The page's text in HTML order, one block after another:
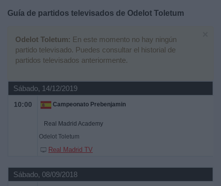
Guía de partidos televisados de Odelot Toletum
Odelot Toletum: En este momento no hay ningún
partido televisado. Puedes consultar el historial de
partidos televisados anteriormente.
Sábado, 14/12/2019
10:00 Campeonato Prebenjamin
Real Madrid Academy
Odelot Toletum
Real Madrid TV
Sábado, 08/09/2018
Noticias
Widget